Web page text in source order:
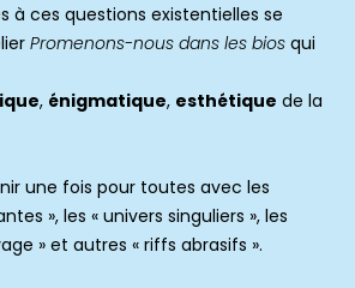
à ces questions existentielles se
Promenons-nous dans les bios qui
, énigmatique, esthétique de la
une fois pour toutes avec les
», les « univers singuliers », les
» et autres « riffs abrasifs ».